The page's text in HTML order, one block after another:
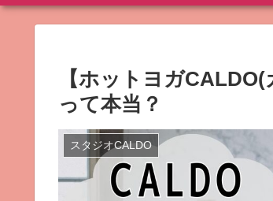
【ホットヨガ
って本当？
スタジオCALDO